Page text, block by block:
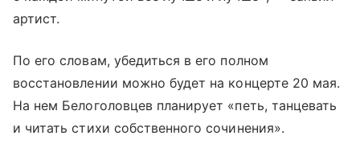
артист.
По его словам, убедиться в его полном
восстановлении можно будет на концерте 20 мая.
На нем Белоголовцев планирует «петь, танцевать
и читать стихи собственного сочинения».